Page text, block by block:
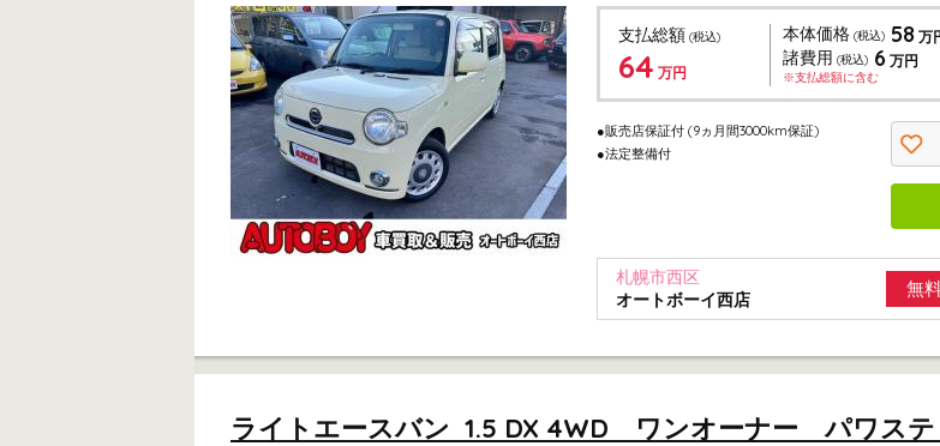
●販売店保証付 (9ヵ月間3000km保証)
●法定整備付
支払総額 (税込)
64 万円
本体価格(税込) 58万
諸費用 (税込) 6万円
※支払総額に含む
札幌市西区
オートボーイ西店
無
ライトエースバン 1.5 DX 4WD ワンオーナー パワス